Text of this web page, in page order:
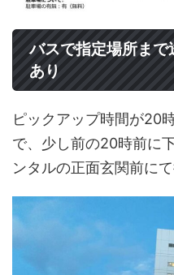
バスで指定場所ま
あり
ピックアップ時間が20
で、少し前の20時前に
ンタルの正面玄関前に